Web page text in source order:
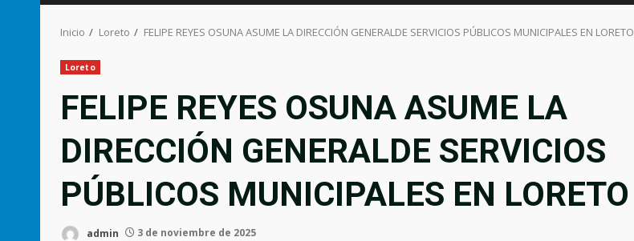
Inicio Loreto FELIPE REYES OSUNA ASUME LA DIRECCIÓN GENERALDE SERVICIOS PÚBLICOS MUNICIPALES EN LORETO
Loreto
FELIPE REYES OSUNA ASUME LA
DIRECCIÓN GENERALDE SERVICIOS
PÚBLICOS MUNICIPALES EN LORETO
admin 3 de noviembre de 2025